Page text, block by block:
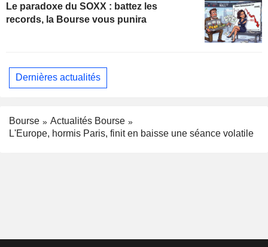
Le paradoxe du SOXX : battez les
records, la Bourse vous punira
Dernières actualités
Bourse
Actualités Bourse
L'Europe, hormis Paris, finit en baisse une séance volatile